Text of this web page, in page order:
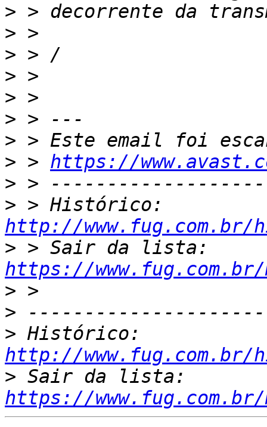
>
>
>
>
>
>
>
> > https://
>
>
http://
>
https://
>
>
>
http://
>
https://